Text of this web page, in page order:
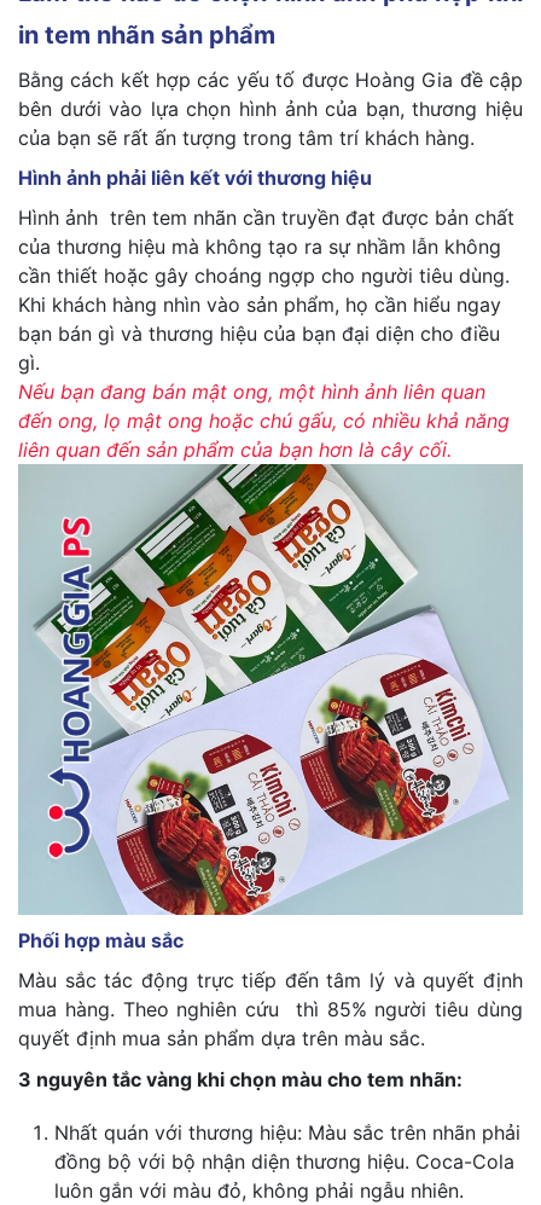
in tem nhãn sản phẩm
Bằng cách kết hợp các yếu tố được Hoàng Gia đề cập
bên dưới vào lựa chọn hình ảnh của bạn, thương hiệu
của bạn sẽ rất ấn tượng trong tâm trí khách hàng.
Hình ảnh phải liên kết với thương hiệu
Hình ảnh trên tem nhãn cần truyền đạt được bản chất
của thương hiệu mà không tạo ra sự nhầm lẫn không
cần thiết hoặc gây choáng ngợp cho người tiêu dùng.
Khi khách hàng nhìn vào sản phẩm, họ cần hiểu ngay
bạn bán gì và thương hiệu của bạn đại diện cho điều
gì.
Nếu bạn đang bán mật ong, một hình ảnh liên quan
đến ong, lọ mật ong hoặc chú gấu, có nhiều khả năng
liên quan đến sản phẩm của bạn hơn là cây cối.
Phối hợp màu sắc
Màu sắc tác động trực tiếp đến tâm lý và quyết định
mua hàng. Theo nghiên cứu thì 85% người tiêu dùng
quyết định mua sản phẩm dựa trên màu sắc.
3 nguyên tắc vàng khi chọn màu cho tem nhãn:
Nhất quán với thương hiệu: Màu sắc trên nhãn phải
đồng bộ với bộ nhận diện thương hiệu. Coca-Cola
luôn gắn với màu đỏ, không phải ngẫu nhiên.